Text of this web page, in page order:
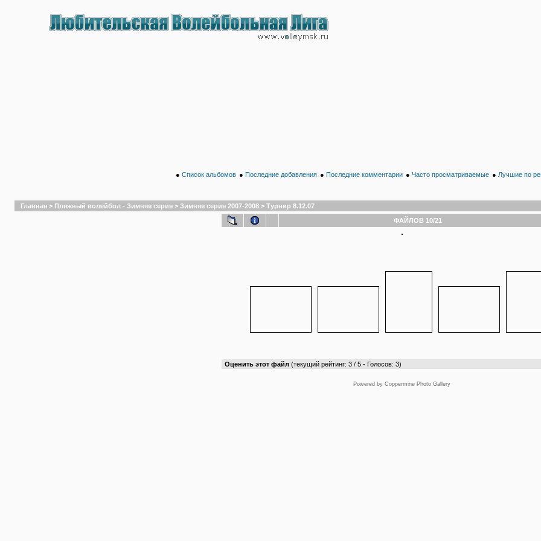
● Список альбомов ● Последние добавления ● Последние комментарии ● Часто просматриваемые ● Лучшие по
Главная > Пляжный волейбол - Зимняя серия > Зимняя серия 2007-2008 > Турнир 8.12.07
ФАЙЛОВ 10/21
Оценить этот файл (текущий рейтинг: 3 / 5 - Голосов: 3)
Powered by Coppermine Photo Gallery